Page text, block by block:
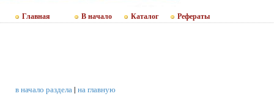
Главная В начало Каталог Рефераты
в начало раздела| на главную